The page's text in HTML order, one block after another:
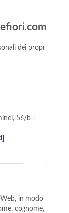
dei propri
56/b -
in modo
cognome,